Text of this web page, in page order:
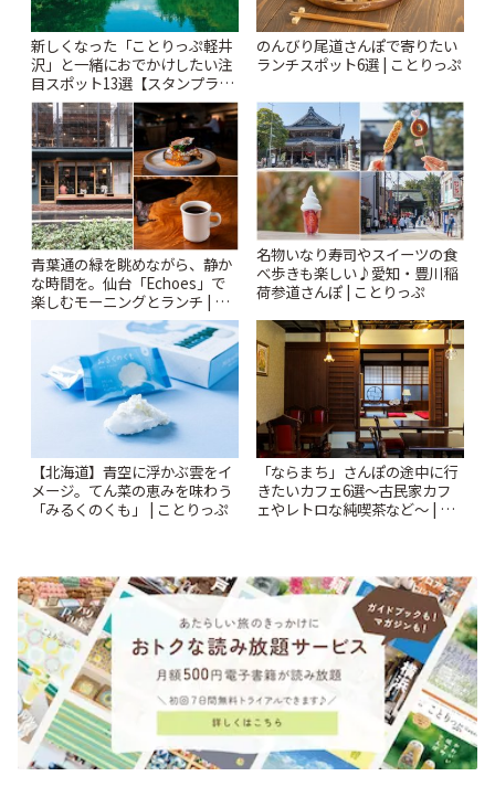
新しくなった「ことりっぷ軽井
沢」と一緒におでかけしたい注
目スポット13選【スタンプラリ
ー開催中】 | ことりっぷ
のんびり尾道さんぽで寄りたい
ランチスポット6選 | ことりっぷ
青葉通の緑を眺めながら、静か
な時間を。仙台「Echoes」で
楽しむモーニングとランチ | こ
名物いなり寿司やスイーツの食
べ歩きも楽しい♪愛知・豊川稲
荷参道さんぽ | ことりっぷ
【北海道】青空に浮かぶ雲をイ
メージ。てん菜の恵みを味わう
「みるくのくも」 | ことりっぷ
「ならまち」さんぽの途中に行
きたいカフェ6選〜古民家カフ
ェやレトロな純喫茶など〜 | こ